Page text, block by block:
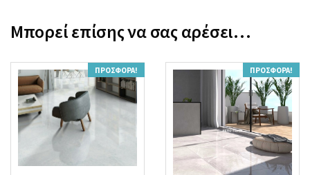
Μπορεί επίσης να σας αρέσει…
ΠΡΟΣΦΟΡΆ! ΠΡΟΣΦΟΡΆ!